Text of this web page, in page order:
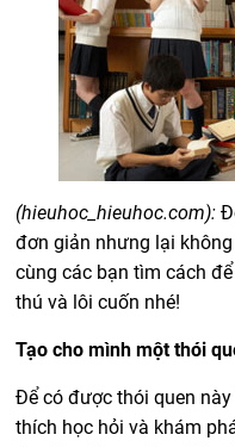
(hieuhoc_hieuhoc.com):
đơn giản nhưng lại
cùng các bạn tìm cách
thú và lôi cuốn nhé!
Tạo cho mình một thói
Để có được thói quen
thích học hỏi và khám